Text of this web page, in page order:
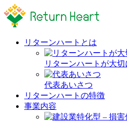
リターンハートとは
リターンハートが大
代表あいさつ
リターンハートの特徴
事業内容